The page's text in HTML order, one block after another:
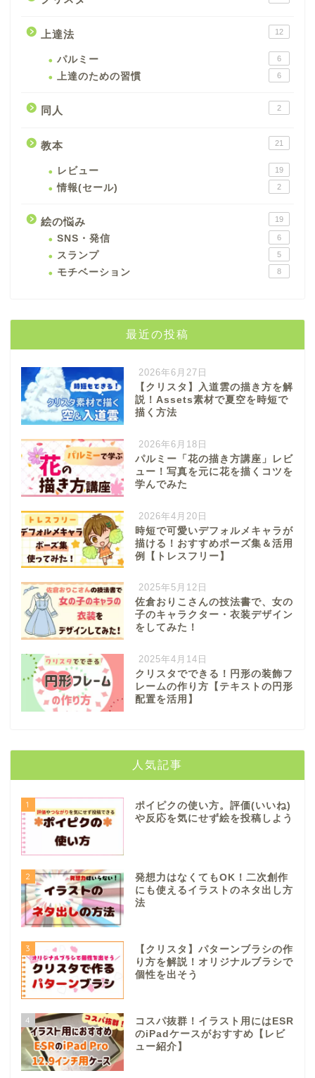
上達法 12
パルミー 6
上達のための習慣 6
同人 2
教本 21
レビュー 19
情報(セール) 2
絵の悩み 19
SNS・発信 6
スランプ 5
モチベーション 8
最近の投稿
2026年6月27日
【クリスタ】入道雲の描き方を解
説！Assets素材で夏空を時短で
描く方法
2026年6月18日
パルミー「花の描き方講座」レビ
ュー！写真を元に花を描くコツを
学んでみた
2026年4月20日
時短で可愛いデフォルメキャラが
描ける！おすすめポーズ集＆活用
例【トレスフリー】
2025年5月12日
佐倉おりこさんの技法書で、女の
子のキャラクター・衣装デザイン
をしてみた！
2025年4月14日
クリスタでできる！円形の装飾フ
レームの作り方【テキストの円形
配置を活用】
人気記事
1
ポイピクの使い方。評価(いいね)
や反応を気にせず絵を投稿しよう
2
発想力はなくてもOK！二次創作
にも使えるイラストのネタ出し方
法
3
【クリスタ】パターンブラシの作
り方を解説！オリジナルブラシで
個性を出そう
4
コスパ抜群！イラスト用にはESR
のiPadケースがおすすめ【レビ
ュー紹介】